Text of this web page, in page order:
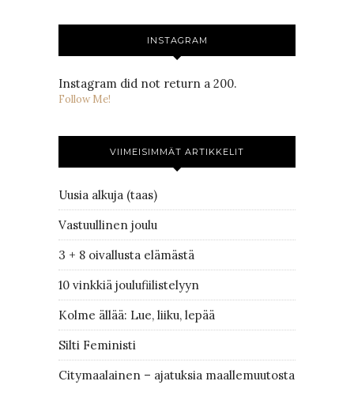
INSTAGRAM
Instagram did not return a 200.
Follow Me!
VIIMEISIMMÄT ARTIKKELIT
Uusia alkuja (taas)
Vastuullinen joulu
3 + 8 oivallusta elämästä
10 vinkkiä joulufiilistelyyn
Kolme ällää: Lue, liiku, lepää
Silti Feministi
Citymaalainen – ajatuksia maallemuutosta